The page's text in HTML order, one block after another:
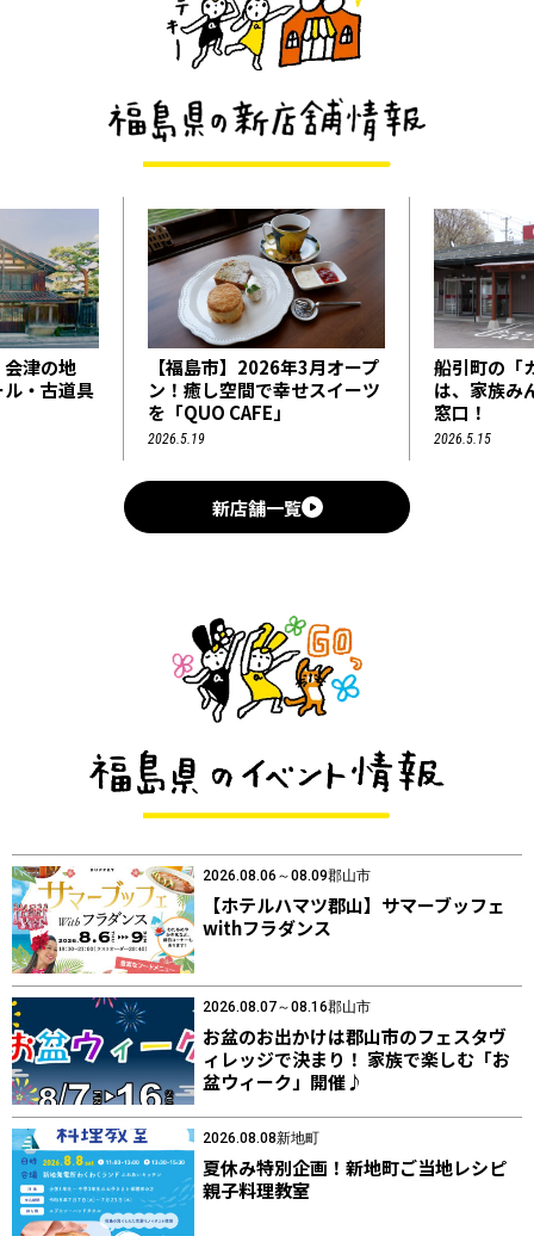
その他
月オープ
スイーツ
船引町の「カタソネ堂薬局」
は、家族みんなの頼れる相談
窓口！
2026.5.15
「iriser(イ
を表現した
ます
2026.5.7
新店舗一覧
2026.08.06～08.09郡山市
【ホテルハマツ郡山】サマーブッフェ
withフラダンス
2026.08.07～08.16郡山市
お盆のお出かけは郡山市のフェスタヴ
ィレッジで決まり！ 家族で楽しむ「お
盆ウィーク」開催♪
2026.08.08新地町
夏休み特別企画！新地町ご当地レシピ
親子料理教室